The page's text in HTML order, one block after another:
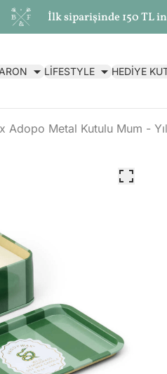
İlk siparişinde 150 TL
LİFESTYLE HEDİYE
Adopo Metal Kutulu Mum -